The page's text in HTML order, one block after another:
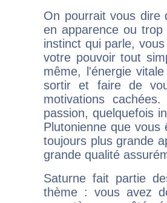
On pourrait vous dire
en apparence ou
instinct qui parle,
votre pouvoir tout
même, l'énergie
sortir et faire de
motivations
passion, quelquefois
Plutonienne que
toujours plus grande
grande qualité
Saturne fait partie
thème : vous avez